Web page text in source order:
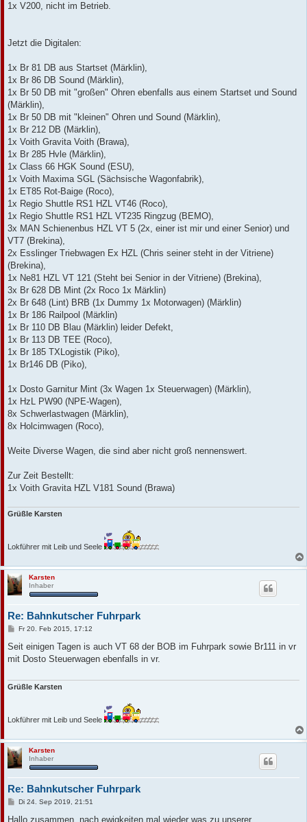
1x V200, nicht im Betrieb.
Jetzt die Digitalen:
1x Br 81 DB aus Startset (Märklin),
1x Br 86 DB Sound (Märklin),
1x Br 50 DB mit "großen" Ohren ebenfalls aus einem Startset und Sound
(Märklin),
1x Br 50 DB mit "kleinen" Ohren und Sound (Märklin),
1x Br 212 DB (Märklin),
1x Voith Gravita Voith (Brawa),
1x Br 285 Hvle (Märklin),
1x Class 66 HGK Sound (ESU),
1x Voith Maxima SGL (Sächsische Wagonfabrik),
1x ET85 Rot-Baige (Roco),
1x Regio Shuttle RS1 HZL VT46 (Roco),
1x Regio Shuttle RS1 HZL VT235 Ringzug (BEMO),
3x MAN Schienenbus HZL VT 5 (2x, einer ist mir und einer Senior) und
VT7 (Brekina),
2x Esslinger Triebwagen Ex HZL (Chris seiner steht in der Vitriene)
(Brekina),
1x Ne81 HZL VT 121 (Steht bei Senior in der Vitriene) (Brekina),
3x Br 628 DB Mint (2x Roco 1x Märklin)
2x Br 648 (Lint) BRB (1x Dummy 1x Motorwagen) (Märklin)
1x Br 186 Railpool (Märklin)
1x Br 110 DB Blau (Märklin) leider Defekt,
1x Br 113 DB TEE (Roco),
1x Br 185 TXLogistik (Piko),
1x Br146 DB (Piko),
1x Dosto Garnitur Mint (3x Wagen 1x Steuerwagen) (Märklin),
1x HzL PW90 (NPE-Wagen),
8x Schwerlastwagen (Märklin),
8x Holcimwagen (Roco),
Weite Diverse Wagen, die sind aber nicht groß nennenswert.
Zur Zeit Bestellt:
1x Voith Gravita HZL V181 Sound (Brawa)
Grüßle Karsten
Lokführer mit Leib und Seele
Karsten
Inhaber
Re: Bahnkutscher Fuhrpark
B
i
r
Fr 20. Feb 2015, 17:12
Seit einigen Tagen is auch VT 68 der BOB im Fuhrpark sowie Br111 in vr
mit Dosto Steuerwagen ebenfalls in vr.
Grüßle Karsten
Lokführer mit Leib und Seele
Karsten
Inhaber
Re: Bahnkutscher Fuhrpark
B
i
Di 24. Sep 2019, 21:51
Hallo zusammen, nach ewigkeiten mal wieder was zu unserer